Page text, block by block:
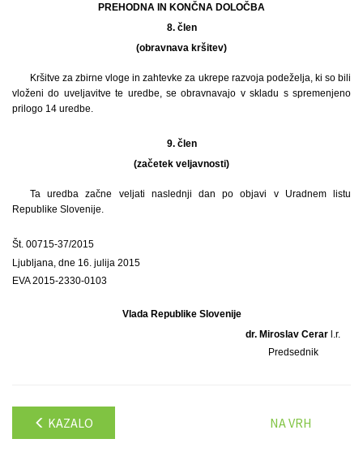
PREHODNA IN KONČNA DOLOČBA
8. člen
(obravnava kršitev)
Kršitve za zbirne vloge in zahtevke za ukrepe razvoja podeželja, ki so bili
vloženi do uveljavitve te uredbe, se obravnavajo v skladu s spremenjeno
prilogo 14 uredbe.
9. člen
(začetek veljavnosti)
Ta uredba začne veljati naslednji dan po objavi v Uradnem listu
Republike Slovenije.
Št. 00715-37/2015
Ljubljana, dne 16. julija 2015
EVA 2015-2330-0103
Vlada Republike Slovenije
dr. Miroslav Cerar l.r.
Predsednik
KAZALO NA VRH